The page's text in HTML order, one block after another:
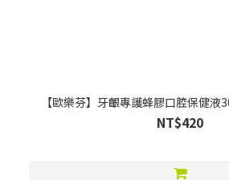
【歐樂芬】牙齦專護蜂膠口腔保健
NT$420